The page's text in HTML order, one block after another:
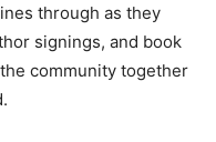
⁢through ⁤as they
signings,​ and book
community together